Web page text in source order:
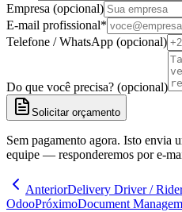
Empresa (opcional)
E-mail profissional*
Telefone / WhatsApp (opcional)
Do que você precisa? (opcional)
Solicitar orçamento
Sem pagamento agora. Isto envia
equipe — responderemos por e-
AnteriorDelivery Driver /
OdooPróximoDocument